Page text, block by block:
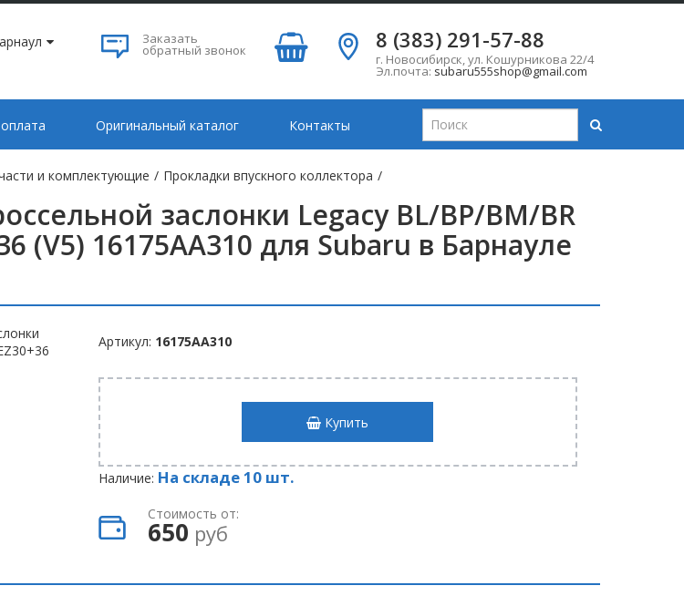
Заказать
обратный звонок 8 (383) 291-57-88
г. Новосибирск,ул. Кошурникова 22/4
Эл.почта: subaru555shop@gmail.com
Оригинальный каталог Контакты
и комплектующие / Прокладки впускного коллектора /
заслонки Legacy BL/BP/BM/BR
(V5) 16175AA310 для Subaru в Барнауле
Артикул: 16175AA310
Купить
Наличие: На складе 10 шт.
Стоимость от:
650 руб